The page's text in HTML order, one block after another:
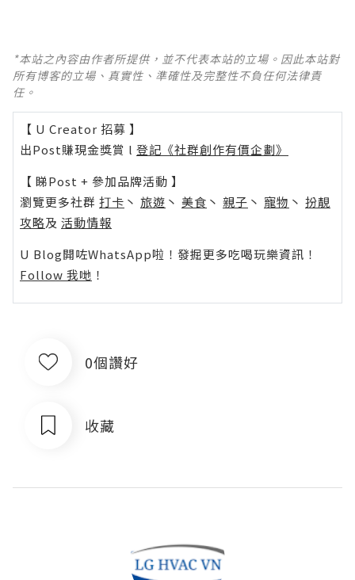
*本站之內容由作者所提供，並不代表本站的立場。因此本站對
所有博客的立場、真實性、準確性及完整性不負任何法律責
任。
【 U Creator 招募 】
出Post賺現金獎賞 l 登記《社群創作有價企劃》
【 睇Post + 參加品牌活動 】
瀏覽更多社群 打卡 丶 旅遊 丶 美食 丶 親子 丶 寵物 丶 扮靚
攻略及 活動情報
U Blog開咗WhatsApp啦！發掘更多吃喝玩樂資訊！
Follow 我哋 ！
0個讚好
收藏